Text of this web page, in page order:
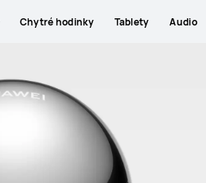
Chytré hodinky Tablety Audio